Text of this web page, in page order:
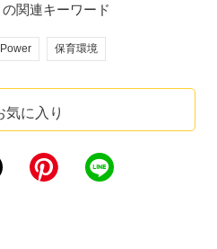
気に入り
関連キーワード
保育環境